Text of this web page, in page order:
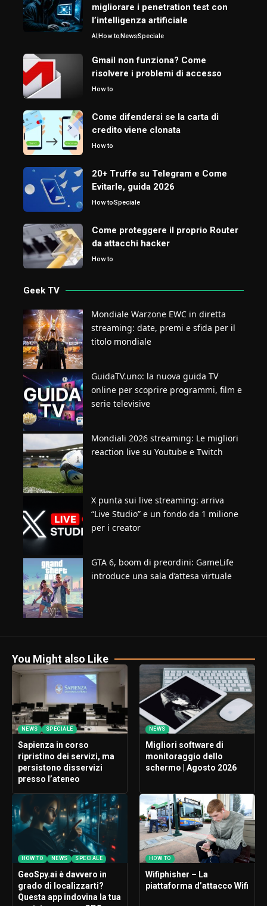
migliorare i penetration test con
l’intelligenza artificiale
AIHow toNewsSpeciale
Gmail non funziona? Come
risolvere i problemi di accesso
How to
Come difendersi se la carta di
credito viene clonata
How to
20+ Truffe su Telegram e Come
Evitarle, guida 2026
How toSpeciale
Come proteggere il proprio Router
da attacchi hacker
How to
Geek TV
Mondiale Warzone EWC in diretta
streaming: date, premi e sfida per il
titolo mondiale
GuidaTV.uno: la nuova guida TV
online per scoprire programmi, film e
serie televisive
Mondiali 2026 streaming: Le migliori
reaction live su Youtube e Twitch
X punta sui live streaming: arriva
“Live Studio” e un fondo da 1 milione
per i creator
GTA 6, boom di preordini: GameLife
introduce una sala d’attesa virtuale
You Might also Like
NEWS SPECIALE
Sapienza in corso
ripristino dei servizi, ma
persistono disservizi
presso l’ateneo
NEWS
Migliori software di
monitoraggio dello
schermo | Agosto 2026
HOW TO NEWS SPECIALE
GeoSpy.ai è davvero in
grado di localizzarti?
Questa app indovina la tua
HOW TO
Wifiphisher – La
piattaforma d’attacco Wifi